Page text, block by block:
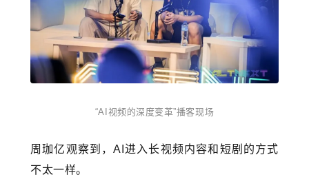
“AI视频的深度变革”播客现场
周珈亿观察到，AI进入长视频内容和短剧的方式
不太一样。